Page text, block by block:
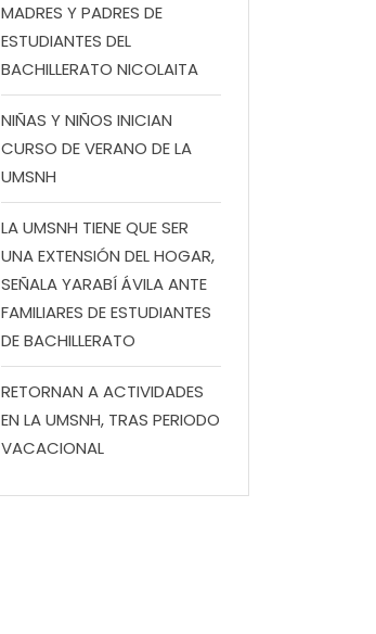
MADRES Y PADRES DE
ESTUDIANTES DEL
BACHILLERATO NICOLAITA
NIÑAS Y NIÑOS INICIAN
CURSO DE VERANO DE LA
UMSNH
LA UMSNH TIENE QUE SER
UNA EXTENSIÓN DEL HOGAR,
SEÑALA YARABÍ ÁVILA ANTE
FAMILIARES DE ESTUDIANTES
DE BACHILLERATO
RETORNAN A ACTIVIDADES
EN LA UMSNH, TRAS PERIODO
VACACIONAL